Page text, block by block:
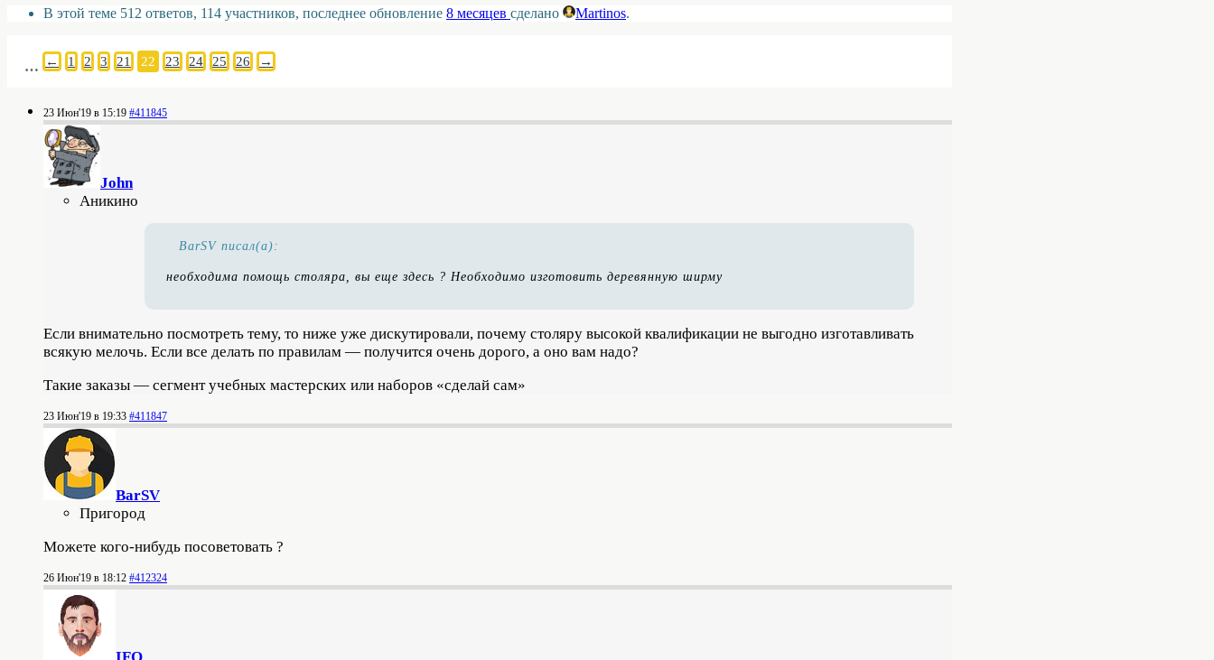
В этой теме 512 ответов, 114 участников, последнее обновление 8 месяцев сделано Martinos.
← 1 2 3
… 21 22 23 24 25 26 →
23 Июн'19 в 15:19 #411845
John
Аникино
BarSV писал(а):
необходима помощь столяра, вы еще здесь ? Необходимо изготовить деревянную ширму
Если внимательно посмотреть тему, то ниже уже дискутировали, почему столяру высокой квалификации не выгодно изготавливать
всякую мелочь. Если все делать по правилам — получится очень дорого, а оно вам надо?
Такие заказы — сегмент учебных мастерских или наборов «сделай сам»
23 Июн'19 в 19:33 #411847
BarSV
Пригород
Можете кого-нибудь посоветовать ?
26 Июн'19 в 18:12 #412324